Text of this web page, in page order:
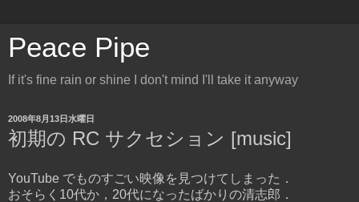
Peace Pipe
If it's fine rain or shine I don't mind I'll take it anyway
2008年8月13日水曜日
初期の RC サクセション [music]
YouTube でものすごい映像を見つけてしまった．
おそらく10代か，20代になったばかりの清志郎．